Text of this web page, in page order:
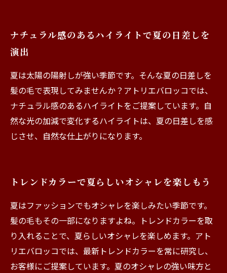
ナチュラル感のあるハイライトで夏の日差しを
演出
夏は太陽の陽射しが強い季節です。そんな夏の日差しを
髪の毛で表現してみませんか？アトリエバロッコでは、
ナチュラル感のあるハイライトをご提案しています。自
然な光の加減で変化するハイライトは、夏の日差しを感
じさせ、自然な仕上がりになります。
トレンドカラーで夏らしいオシャレを楽しもう
夏はファッションでもオシャレを楽しみたい季節です。
髪の毛もその一部になりますよね。トレンドカラーを取
り入れることで、夏らしいオシャレを楽しめます。アト
リエバロッコでは、最新トレンドカラーを常に研究し、
お客様にご提案しています。夏のオシャレの強い味方と